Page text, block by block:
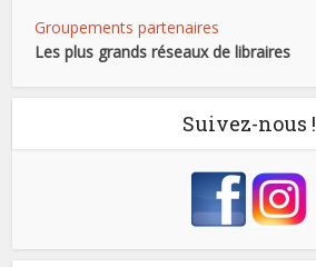
Groupements partenaires
Les plus grands réseaux de libraires
Suivez-nous !